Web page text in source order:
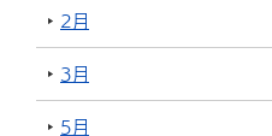
2月
3月
5月